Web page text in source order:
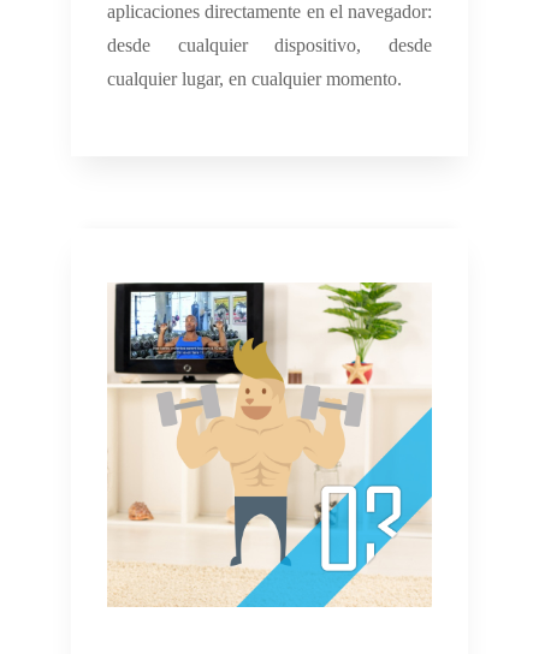
aplicaciones directamente en el navegador:
desde cualquier dispositivo, desde
cualquier lugar, en cualquier momento.